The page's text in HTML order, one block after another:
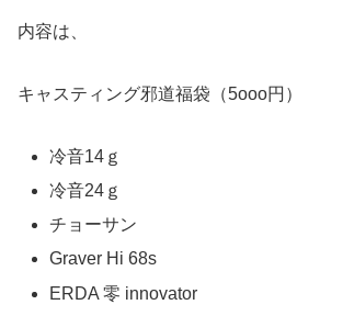
内容は、
キャスティング邪道福袋（5ooo円）
冷音14ｇ
冷音24ｇ
チョーサン
Graver Hi 68s
ERDA 零 innovator